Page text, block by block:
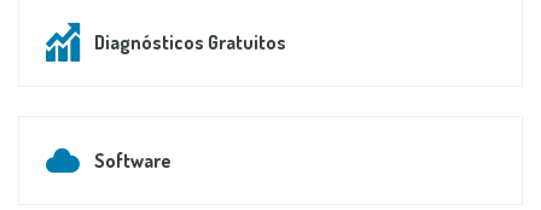
Diagnósticos Gratuitos
Software